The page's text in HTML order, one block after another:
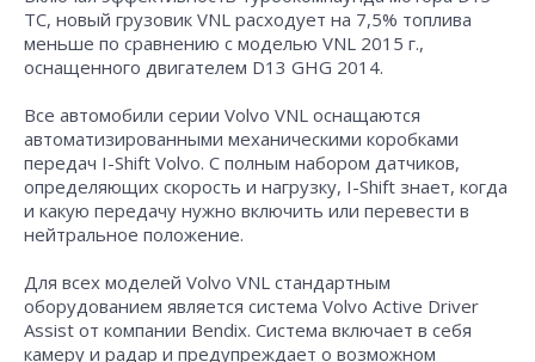
TC, новый грузовик VNL расходует на 7,5% топлива
меньше по сравнению с моделью VNL 2015 г.,
оснащенного двигателем D13 GHG 2014.
Все автомобили серии Volvo VNL оснащаются
автоматизированными механическими коробками
передач I-Shift Volvo. С полным набором датчиков,
определяющих скорость и нагрузку, I-Shift знает, когда
и какую передачу нужно включить или перевести в
нейтральное положение.
Для всех моделей Volvo VNL стандартным
оборудованием является система Volvo Active Driver
Assist от компании Bendix. Система включает в себя
камеру и радар и предупреждает о возможном